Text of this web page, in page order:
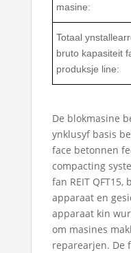
masine:
Totaal
bruto kapasiteit
produksje line:
De blokmasine
ynklusyf basis
face betonnen
compacting
fan REIT
apparaat en
apparaat kin
om masines
reparearjen. De